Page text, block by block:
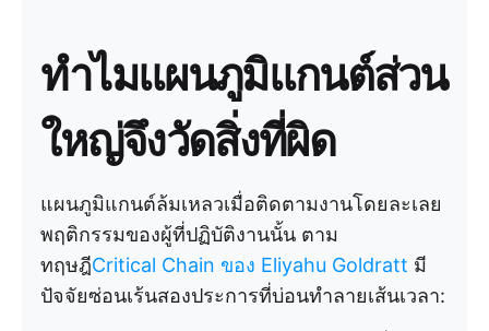
ทำไมแผนภูมิแกนต์ส่วน
ใหญ่จึงวัดสิ่งที่ผิด
แผนภูมิแกนต์ล้มเหลวเมื่อติดตามงานโดยละเลย
พฤติกรรมของผู้ที่ปฏิบัติงานนั้น ตาม
ทฤษฎีCritical Chain ของ Eliyahu Goldratt มี
ปัจจัยซ่อนเร้นสองประการที่บ่อนทำลายเส้นเวลา: